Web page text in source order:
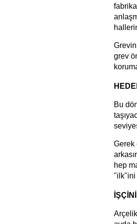
Grevin
grev
Bu
Gerek
hep
"ilk"ini